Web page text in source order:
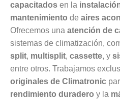
capacitados en la
mantenimiento de aires
Ofrecemos una atención de
sistemas de climatización,
split, multisplit, cassette, y
entre otros. Trabajamos
originales de Climatronic
rendimiento duradero y la